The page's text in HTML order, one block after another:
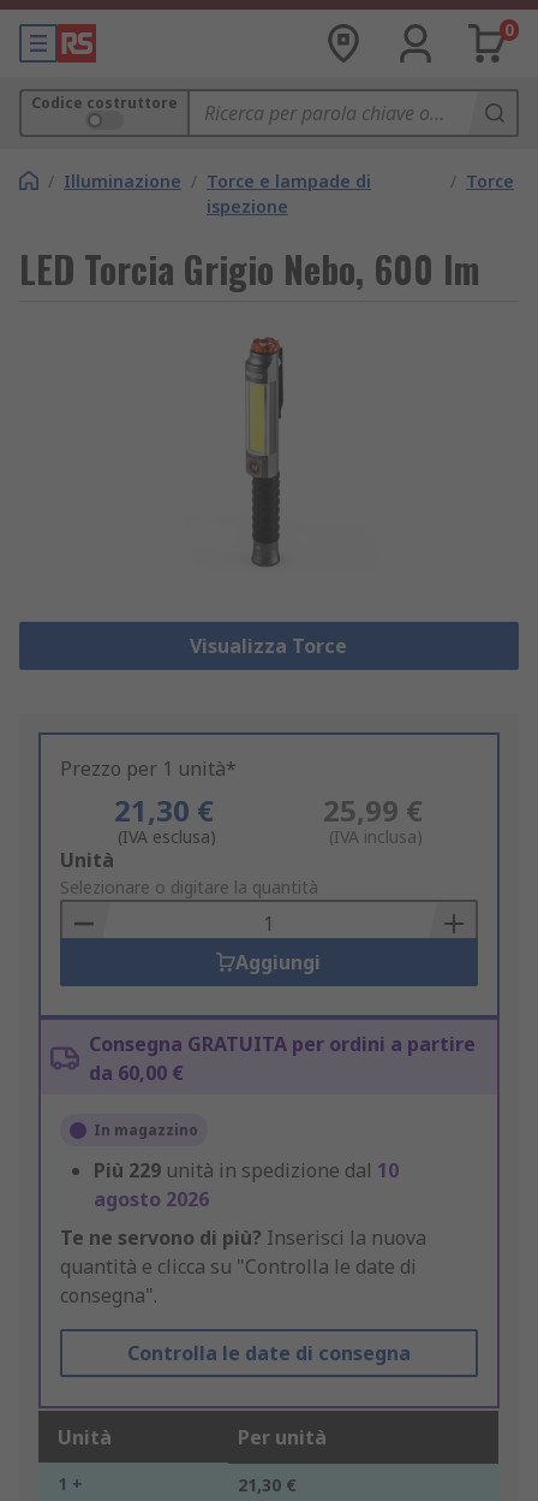
0
Codice costruttore
/ Illuminazione / Torce e lampade di
ispezione
/ Torce
LED Torcia Grigio Nebo, 600 lm
Visualizza Torce
Prezzo per 1 unità*
21,30 €
(IVA esclusa)
25,99 €
(IVA inclusa)
Add
to
Basket
Unità
Selezionare o digitare la quantità
Aggiungi
Consegna GRATUITA per ordini a partire
da 60,00 €
In magazzino
Più 229 unità in spedizione dal 10
agosto 2026
Te ne servono di più? Inserisci la nuova
quantità e clicca su "Controlla le date di
consegna".
Controlla le date di consegna
Unità Per unità
1 + 21,30 €